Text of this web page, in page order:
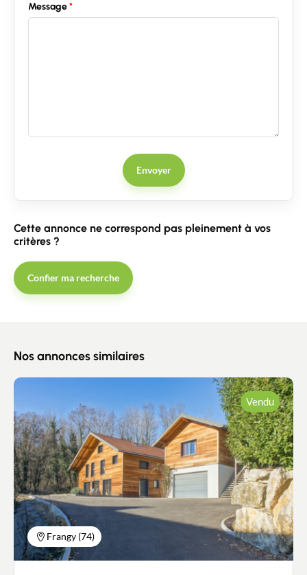
Message
Envoyer
Cette annonce ne correspond pas pleinement à vos
critères ?
Confier ma recherche
Nos annonces similaires
Frangy (74)
Vendu